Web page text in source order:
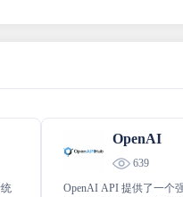
OpenAI
639
OpenAI API 提供了一个